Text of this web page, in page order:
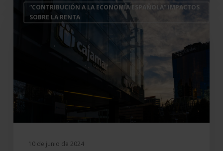
“CONTRIBUCIÓN A LA ECONOMÍA ESPAÑOLA” IMPACTOS
SOBRE LA RENTA
actividad
otorga
10 de junio de 2024